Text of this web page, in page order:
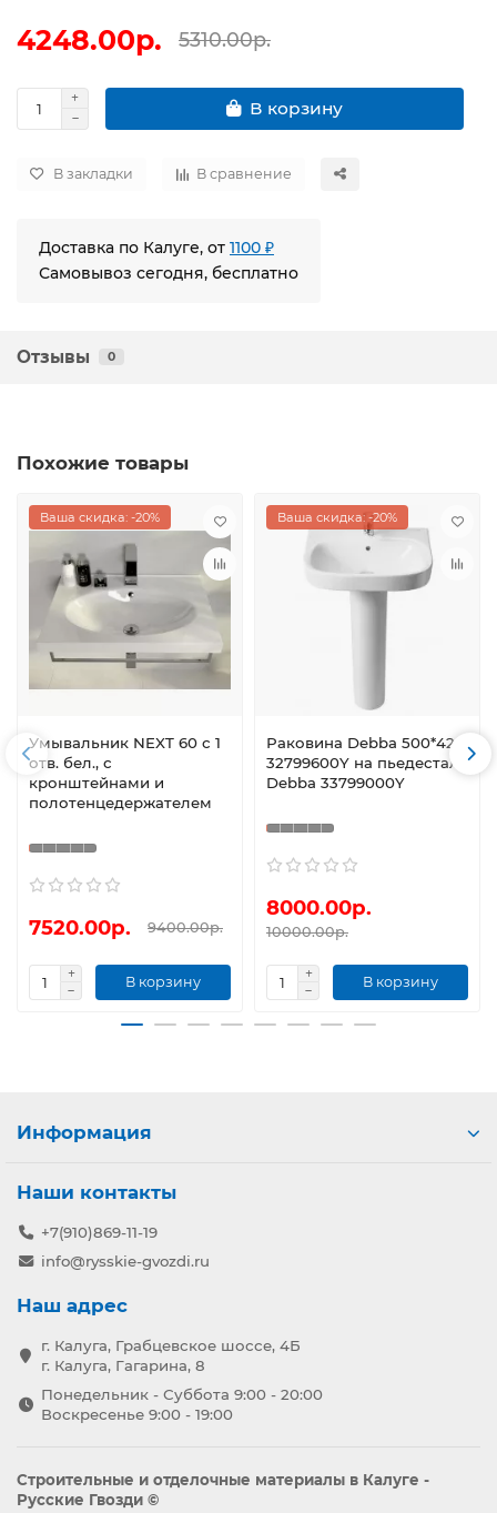
4248.00р. 5310.00р.
В корзину
В закладки В сравнение
Доставка по Калуге, от 1100 ₽
Самовывоз сегодня, бесплатно
Отзывы 0
Похожие товары
Ваша скидка: -20%
Умывальник NEXT 60 с 1
отв. бел., с
кронштейнами и
полотенцедержателем
7520.00р. 9400.00р.
В корзину
Ваша скидка: -20%
Раковина Debba 500*420
32799600Y на пьедестале
Debba 33799000Y
8000.00р.
10000.00р.
В корзину
Информация
Наши контакты
+7(910)869-11-19
info@rysskie-gvozdi.ru
Наш адрес
г. Калуга, Грабцевское шоссе, 4Б
г. Калуга, Гагарина, 8
Понедельник - Суббота 9:00 - 20:00
Воскресенье 9:00 - 19:00
Строительные и отделочные материалы в Калуге -
Русские Гвозди ©